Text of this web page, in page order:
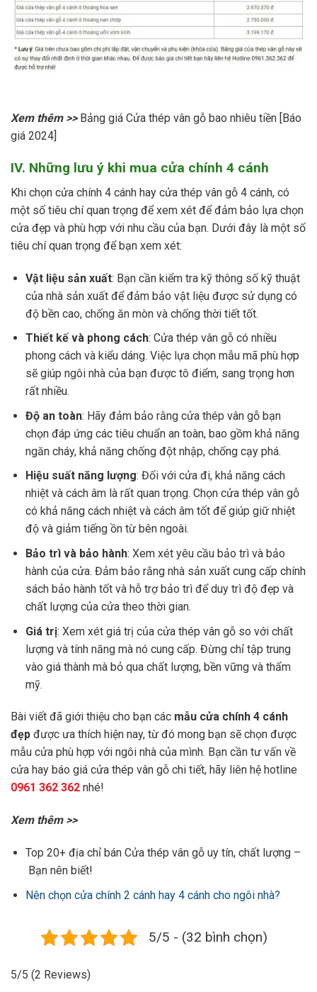
Xem thêm >> Bảng giá Cửa thép vân gỗ bao nhiêu tiền [Báo
giá 2024]
IV. Những lưu ý khi mua cửa chính 4 cánh
Khi chọn cửa chính 4 cánh hay cửa thép vân gỗ 4 cánh, có
một số tiêu chí quan trọng để xem xét để đảm bảo lựa chọn
cửa đẹp và phù hợp với nhu cầu của bạn. Dưới đây là một số
tiêu chí quan trọng để bạn xem xét:
Vật liệu sản xuất: Bạn cần kiểm tra kỹ thông số kỹ thuật
của nhà sản xuất để đảm bảo vật liệu được sử dụng có
độ bền cao, chống ăn mòn và chống thời tiết tốt.
Thiết kế và phong cách: Cửa thép vân gỗ có nhiều
phong cách và kiểu dáng. Việc lựa chọn mẫu mã phù hợp
sẽ giúp ngôi nhà của bạn được tô điểm, sang trọng hơn
rất nhiều.
Độ an toàn: Hãy đảm bảo rằng cửa thép vân gỗ bạn
chọn đáp ứng các tiêu chuẩn an toàn, bao gồm khả năng
ngăn cháy, khả năng chống đột nhập, chống cạy phá.
Hiệu suất năng lượng: Đối với cửa đi, khả năng cách
nhiệt và cách âm là rất quan trọng. Chọn cửa thép vân gỗ
có khả năng cách nhiệt và cách âm tốt để giúp giữ nhiệt
độ và giảm tiếng ồn từ bên ngoài.
Bảo trì và bảo hành: Xem xét yêu cầu bảo trì và bảo
hành của cửa. Đảm bảo rằng nhà sản xuất cung cấp chính
sách bảo hành tốt và hỗ trợ bảo trì để duy trì độ đẹp và
chất lượng của cửa theo thời gian.
Giá trị: Xem xét giá trị của cửa thép vân gỗ so với chất
lượng và tính năng mà nó cung cấp. Đừng chỉ tập trung
vào giá thành mà bỏ qua chất lượng, bền vững và thẩm
mỹ.
Bài viết đã giới thiệu cho bạn các mẫu cửa chính 4 cánh
đẹp được ưa thích hiện nay, từ đó mong bạn sẽ chọn được
mẫu cửa phù hợp với ngôi nhà của mình. Bạn cần tư vấn về
cửa hay báo giá cửa thép vân gỗ chi tiết, hãy liên hệ hotline
0961 362 362 nhé!
Xem thêm >>
Top 20+ địa chỉ bán Cửa thép vân gỗ uy tín, chất lượng–
Bạn nên biết!
Nên chọn cửa chính 2 cánh hay 4 cánh cho ngôi nhà?
5/5 - (32 bình chọn)
5/5 (2 Reviews)